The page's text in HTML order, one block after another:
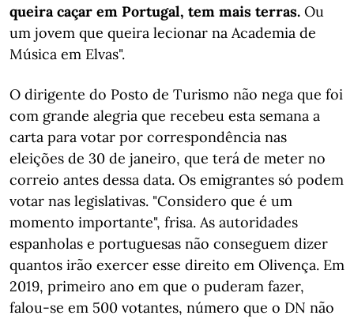
queira caçar em Portugal, tem mais terras. Ou
um jovem que queira lecionar na Academia de
Música em Elvas".
O dirigente do Posto de Turismo não nega que foi
com grande alegria que recebeu esta semana a
carta para votar por correspondência nas
eleições de 30 de janeiro, que terá de meter no
correio antes dessa data. Os emigrantes só podem
votar nas legislativas. "Considero que é um
momento importante", frisa. As autoridades
espanholas e portuguesas não conseguem dizer
quantos irão exercer esse direito em Olivença. Em
2019, primeiro ano em que o puderam fazer,
falou-se em 500 votantes, número que o DN não